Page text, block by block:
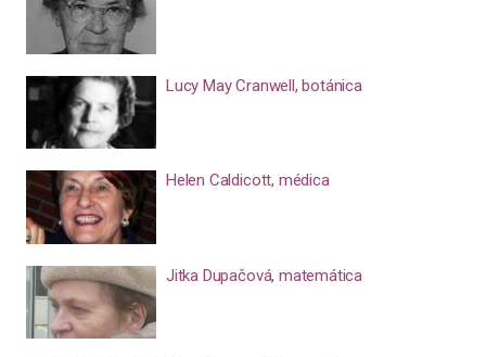
Lucy May Cranwell, botánica
Helen Caldicott, médica
Jitka Dupačová, matemática